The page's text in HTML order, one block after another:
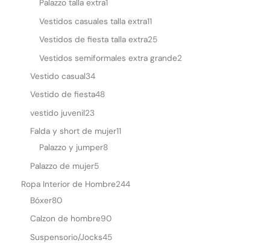
Palazzo talla extra1
Vestidos casuales talla extra11
Vestidos de fiesta talla extra25
Vestidos semiformales extra grande2
Vestido casual34
Vestido de fiesta48
vestido juvenil23
Falda y short de mujer11
Palazzo y jumper8
Palazzo de mujer5
Ropa Interior de Hombre244
Bóxer80
Calzon de hombre90
Suspensorio/Jocks45